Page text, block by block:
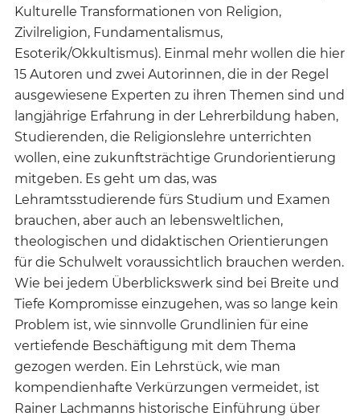
Kulturelle Transformationen von Religion,
Zivilreligion, Fundamentalismus,
Esoterik/Okkultismus). Einmal mehr wollen die hier
15 Autoren und zwei Autorinnen, die in der Regel
ausgewiesene Experten zu ihren Themen sind und
langjährige Erfahrung in der Lehrerbildung haben,
Studierenden, die Religionslehre unterrichten
wollen, eine zukunftsträchtige Grundorientierung
mitgeben. Es geht um das, was
Lehramtsstudierende fürs Studium und Examen
brauchen, aber auch an lebensweltlichen,
theologischen und didaktischen Orientierungen
für die Schulwelt voraussichtlich brauchen werden.
Wie bei jedem Überblickswerk sind bei Breite und
Tiefe Kompromisse einzugehen, was so lange kein
Problem ist, wie sinnvolle Grundlinien für eine
vertiefende Beschäftigung mit dem Thema
gezogen werden. Ein Lehrstück, wie man
kompendienhafte Verkürzungen vermeidet, ist
Rainer Lachmanns historische Einführung über